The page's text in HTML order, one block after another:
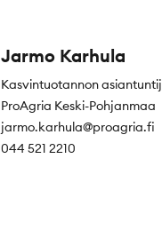
Jarmo Karhula
Kasvintuotannon
ProAgria Keski-Pohjanmaa
jarmo.karhula@proagria.fi
044 521 2210